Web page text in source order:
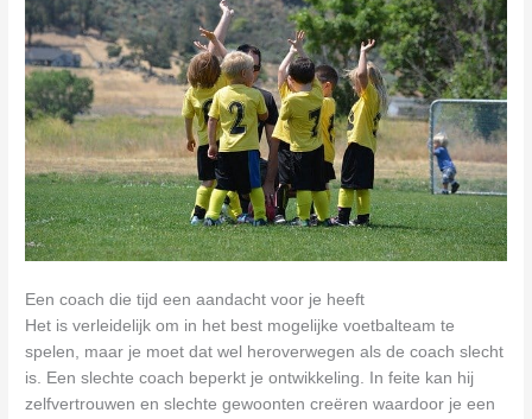
Een coach die tijd een aandacht voor je heeft
Het is verleidelijk om in het best mogelijke voetbalteam te
spelen, maar je moet dat wel heroverwegen als de coach slecht
is. Een slechte coach beperkt je ontwikkeling. In feite kan hij
zelfvertrouwen en slechte gewoonten creëren waardoor je een